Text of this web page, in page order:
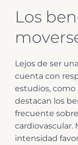
Los
Lejos de ser
cuenta con
estudios, como
destacan los
frecuente
cardiovascular.
intensidad